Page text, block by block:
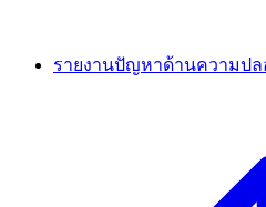
รายงานปัญหาด้านความปล